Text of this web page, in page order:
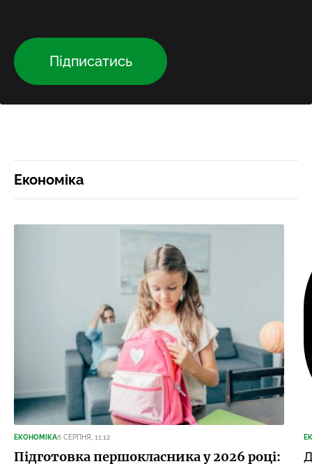
Підписатись
Економіка
ЕКОНОМІКА6 СЕРПНЯ, 11:12
Підготовка першокласника у 2026 році: